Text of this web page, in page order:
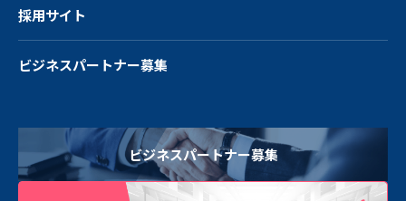
採用サイト
ビジネスパートナー募集
ビジネスパートナー募集